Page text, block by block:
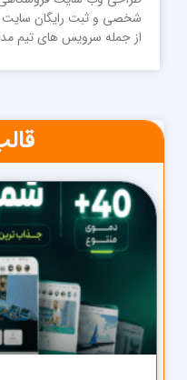
شخصی و ثبت رایگان سایت
از جمله سرویس های تیم